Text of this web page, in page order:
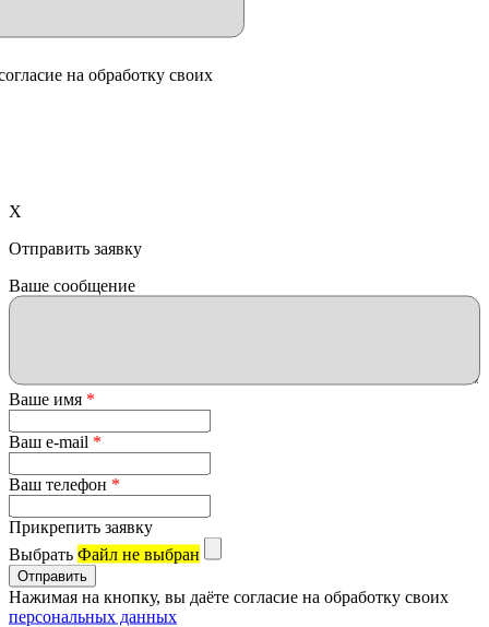
на обработку своих
X
Отправить заявку
Ваше сообщение
Ваше имя *
Ваш e-mail *
Ваш телефон *
Прикрепить заявку
Выбрать Файл не выбран
Нажимая на кнопку, вы даёте согласие на обработку своих
персональных данных